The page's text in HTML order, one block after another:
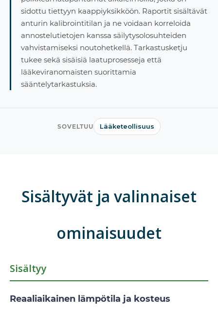
sidottu tiettyyn kaappiyksikköön. Raportit sisältävät
anturin kalibrointitilan ja ne voidaan korreloida
annostelutietojen kanssa säilytysolosuhteiden
vahvistamiseksi noutohetkellä. Tarkastusketju
tukee sekä sisäisiä laatuprosesseja että
lääkeviranomaisten suorittamia
sääntelytarkastuksia.
SOVELTUU Lääketeollisuus
Sisältyvät ja valinnaiset
ominaisuudet
Sisältyy
Reaaliaikainen lämpötila ja kosteus